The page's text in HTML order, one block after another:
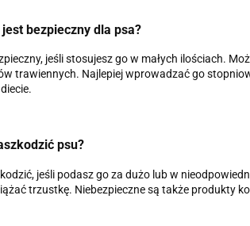
bezpieczny dla psa?
jeśli stosujesz go w małych ilościach.
trawiennych. Najlepiej wprowadzać go
psu?
jeśli podasz go za dużo lub w
trzustkę. Niebezpieczne są także produkty